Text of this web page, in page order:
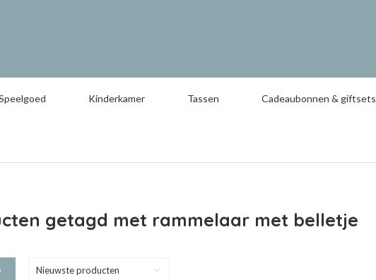
Kinderkamer Tassen Cadeaubonnen & giftsets
getagd met rammelaar met belletje
Nieuwste producten